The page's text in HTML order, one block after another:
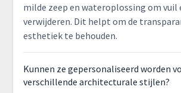
milde zeep en wateroplossing om vuil
verwijderen. Dit helpt om de
esthetiek te behouden.
Kunnen ze gepersonaliseerd worden
verschillende architecturale stijlen?